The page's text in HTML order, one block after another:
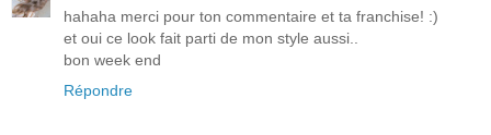
hahaha merci pour ton commentaire et ta franchise! :)
et oui ce look fait parti de mon style aussi..
bon week end
Répondre